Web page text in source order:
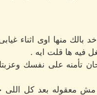
منها اوى اثناء
فيه ها قلت ايه .
تأمنه على نفسك
مش معقوله بعد كل